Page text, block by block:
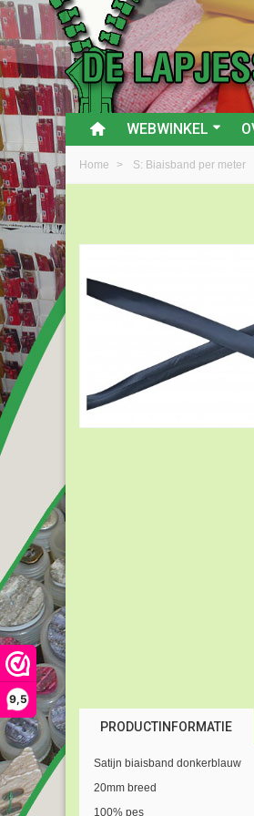
9,5
WEBWINKEL
Home > S: Biaisband per meter
PRODUCTINFORMATIE
Satijn biaisband donkerblauw
20mm breed
100% pes